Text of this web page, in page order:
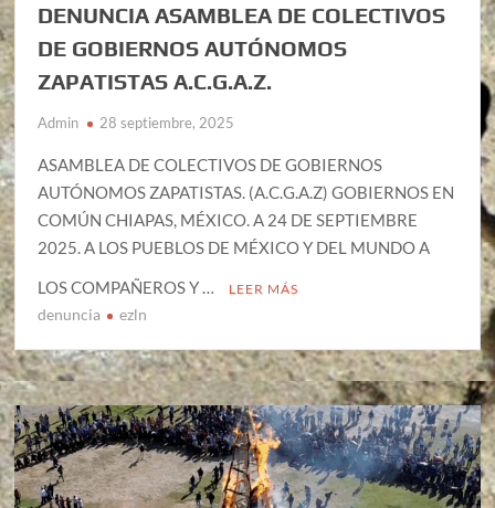
DENUNCIA ASAMBLEA DE COLECTIVOS
DE GOBIERNOS AUTÓNOMOS
ZAPATISTAS A.C.G.A.Z.
Admin 28 septiembre, 2025
ASAMBLEA DE COLECTIVOS DE GOBIERNOS
AUTÓNOMOS ZAPATISTAS. (A.C.G.A.Z) GOBIERNOS EN
COMÚN CHIAPAS, MÉXICO. A 24 DE SEPTIEMBRE
2025. A LOS PUEBLOS DE MÉXICO Y DEL MUNDO A
LOS COMPAÑEROS Y …
LEER MÁS
denuncia ezln